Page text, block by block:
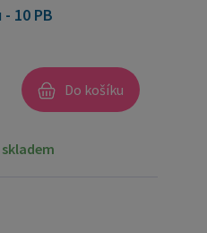
10 PB
Do košíku
skladem